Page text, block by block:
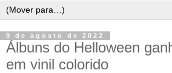
9 de agosto de 2022
Álbuns do Helloween
em vinil colorido